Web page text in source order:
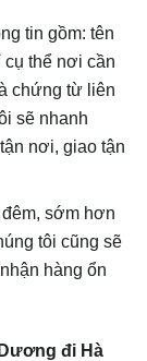
tin gồm: tên
thể nơi cần
chứng từ liên
sẽ nhanh
nơi, giao tận
sớm hơn
tôi cũng sẽ
hàng ổn
đi Hà